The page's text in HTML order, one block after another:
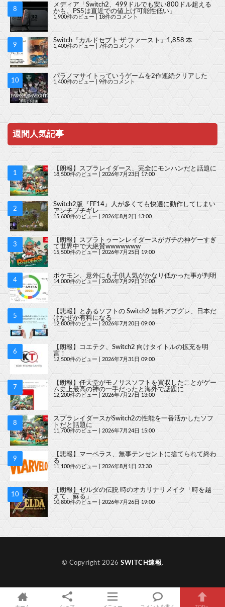
メディア「Switch2、499ドルでも安い800ドル超える
かも。PS5は直近での値上げ可能性低い」
1,900件のビュー 18件のコメント
Switch『カルドセプト ザ ファースト』1,858 本
1,400件のビュー 7件のコメント
パラノマサイトっていうゲームを2作連続クリアした
1,400件のビュー|9件のコメント
週間人気記事
【朗報】スプラレイダース、完全にモンハンだと話題に
18,500件のビュー 2026年7月23日 17:00
Switch2版『FF14』人が多くても快適に動作してしまい
アンチブチギレ
15,600件のビュー 2026年8月2日 13:00
【朗報】スプラトゥーンレイダースがガチの神ゲーすぎ
て世界中で大絶賛wwwwwww
15,500件のビュー| 2026年7月25日 19:00
ポケモン、意外にも子供人気がかなり低かった事が判明
14,000件のビュー 2026年7月29日 21:00
【悲報】とあるソフトの Switch2 無料アプグレ、日本だ
けなぜか有料になる
12,800件のビュー 2026年7月20日 09:00
【朗報】コエテク、Switch2 向けタイトルの拡充を明
言！
12,500件のビュー 2026年7月31日 09:00
【朗報】任天堂がモノリスソフトを買収したことがゲー
ム史上最高の神の一手だったと海外で話題に
12,200件のビュー 2026年7月27日 13:00
スプラレイダースがSwitch2の性能を一番活かしたソフ
トだと話題に
11,700件のビュー | 2026年7月24日 15:00
【悲報】マーベラス、無事テンセントに捨てられて終わ
る
11,100件のビュー |2026年8月1日 23:30
【朗報】ゼルダの伝説 時のオカリナリメイク「時を越
えて、蘇る」
10,800件のビュー |2026年7月26日 19:00
© Copyright 2026 SWITCH速報.